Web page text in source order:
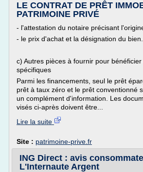
LE CONTRAT DE PRÊT
PATRIMOINE PRIVÉ
- l'attestation du notaire précisant
- le prix d'achat et la désignation du bien.
c) Autres pièces à fournir pour
spécifiques
Parmi les financements, seul le prêt
prêt à taux zéro et le prêt conventionné
un complément d'information. Les
visés ci-après doivent être...
Lire la suite
Site : patrimoine-prive.fr
ING Direct : avis
L'Internaute Argent